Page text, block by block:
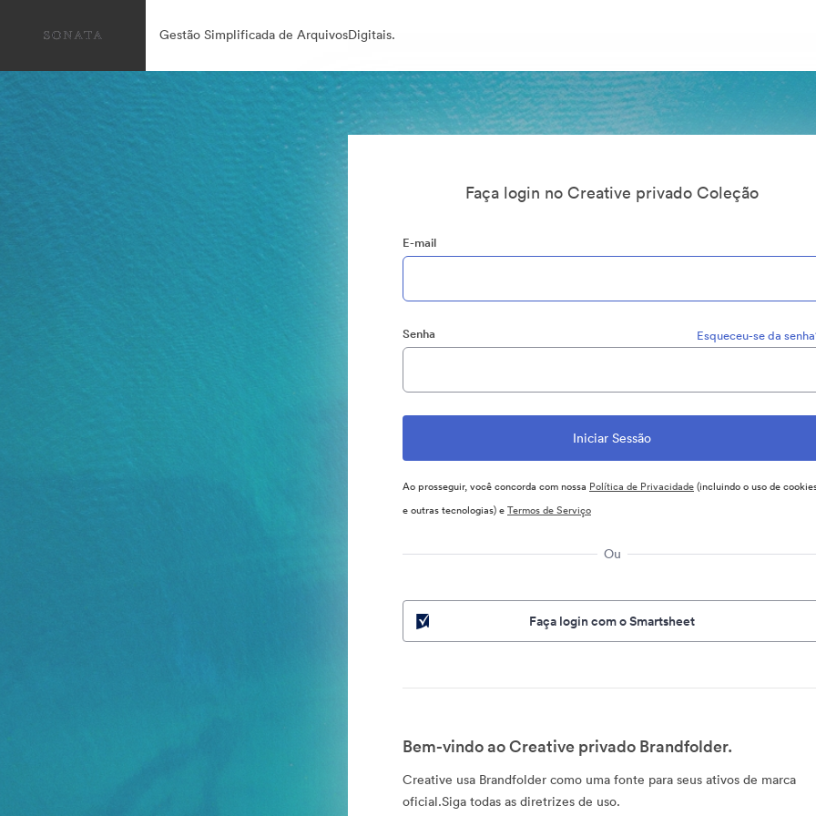
Gestão Simplificada de ArquivosDigitais.
Faça login no Creative privado Coleção
E-mail
Senha Esqueceu-se da
Ao prosseguir, você concorda com nossa Política de Privacidade(incluindo o uso de
e outras tecnologias) eTermos de Serviço
Ou
Faça login com o Smartsheet
Bem-vindo ao Creative privado Brandfolder.
Creative usa Brandfolder como uma fonte para seus ativos de marca
oficial.Siga todas as diretrizes de uso.